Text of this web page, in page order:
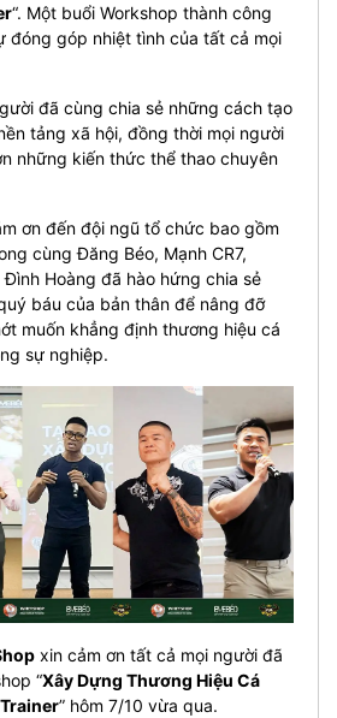
“. Một buổi Workshop thành công
đóng góp nhiệt tình của tất cả mọi
đã cùng chia sẻ những cách tạo
tảng xã hội, đồng thời mọi người
những kiến thức thể thao chuyên
ơn đến đội ngũ tổ chức bao gồm
cùng Đăng Béo, Mạnh CR7,
Hoàng đã hào hứng chia sẻ
báu của bản thân để nâng đỡ
muốn khẳng định thương hiệu cá
sự nghiệp.
xin cảm ơn tất cả mọi người đã
“Xây Dựng Thương Hiệu Cá
” hôm 7/10 vừa qua.